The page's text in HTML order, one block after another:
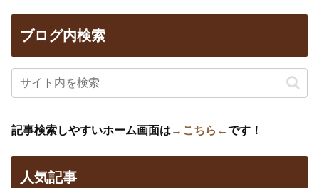
ブログ内検索
記事検索しやすいホーム画面は →こちら←です！
人気記事